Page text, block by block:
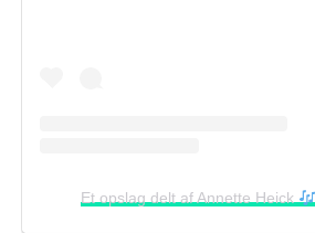
Et opslag delt af Annette Heick